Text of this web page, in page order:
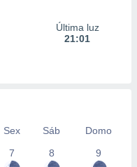
Última luz
21:01
Sex Sáb
Domo
7
8 9